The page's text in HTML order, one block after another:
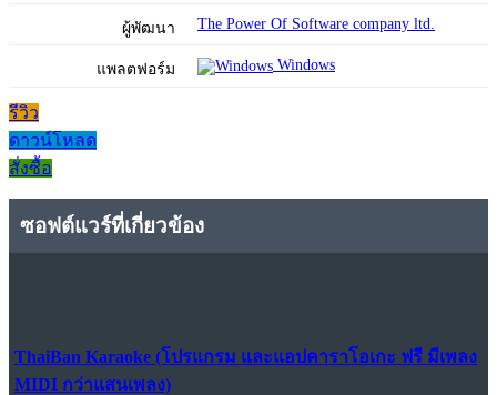
ผู้พัฒนา The Power Of Software company ltd.
แพลตฟอร์ม Windows
รีวิว
ดาวน์โหลด
สั่งซื้อ
ซอฟต์แวร์ที่เกี่ยวข้อง
ThaiBan Karaoke (โปรแกรม และแอปคาราโอเกะ ฟรี มีเพลง
MIDI กว่าแสนเพลง)